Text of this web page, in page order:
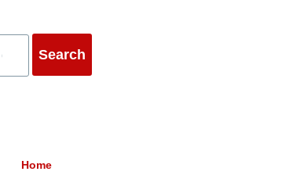
Breadcrumb
Home